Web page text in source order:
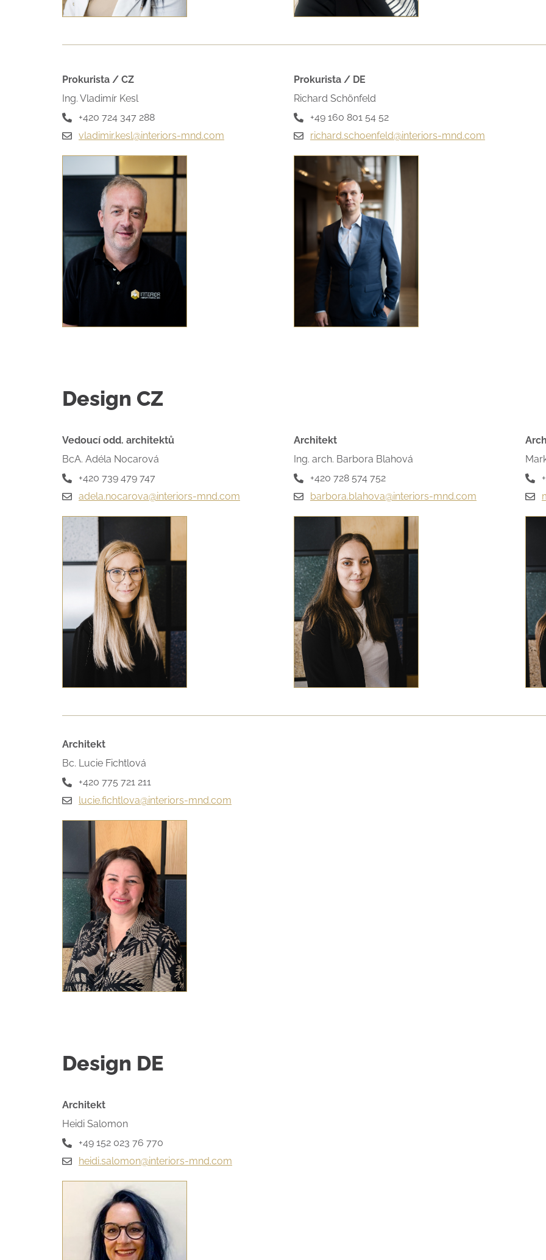
Prokurista / CZ
Ing. Vladimír Kesl
+420 724 347 288
vladimir.kesl@interiors-mnd.com
Prokurista / DE
Richard Schönfeld
+49 160 801 54 52
richard.schoenfeld@interiors-mnd.com
Design CZ
Vedoucí odd. architektů
BcA. Adéla Nocarová
+420 739 479 747
adela.nocarova@interiors-mnd.com
Architekt
Ing. arch. Barbora Blahová
+420 728 574 752
barbora.blahova@interiors-mnd.com
Architekt
Bc. Lucie Fichtlová
+420 775 721 211
lucie.fichtlova@interiors-mnd.com
Design DE
Architekt
Heidi Salomon
+49 152 023 76 770
heidi.salomon@interiors-mnd.com